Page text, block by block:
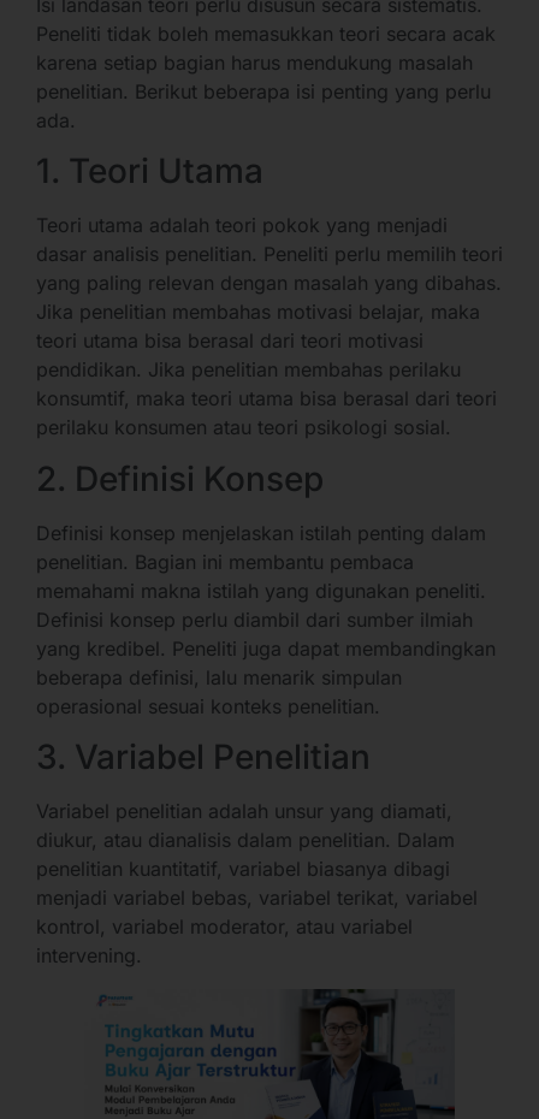
Peneliti tidak boleh memasukkan teori secara acak
karena setiap bagian harus mendukung masalah
penelitian. Berikut beberapa isi penting yang perlu
ada.
1. Teori Utama
Teori utama adalah teori pokok yang menjadi
dasar analisis penelitian. Peneliti perlu memilih teori
yang paling relevan dengan masalah yang dibahas.
Jika penelitian membahas motivasi belajar, maka
teori utama bisa berasal dari teori motivasi
pendidikan. Jika penelitian membahas perilaku
konsumtif, maka teori utama bisa berasal dari teori
perilaku konsumen atau teori psikologi sosial.
2. Definisi Konsep
Definisi konsep menjelaskan istilah penting dalam
penelitian. Bagian ini membantu pembaca
memahami makna istilah yang digunakan peneliti.
Definisi konsep perlu diambil dari sumber ilmiah
yang kredibel. Peneliti juga dapat membandingkan
beberapa definisi, lalu menarik simpulan
operasional sesuai konteks penelitian.
3. Variabel Penelitian
Variabel penelitian adalah unsur yang diamati,
diukur, atau dianalisis dalam penelitian. Dalam
penelitian kuantitatif, variabel biasanya dibagi
menjadi variabel bebas, variabel terikat, variabel
kontrol, variabel moderator, atau variabel
intervening.